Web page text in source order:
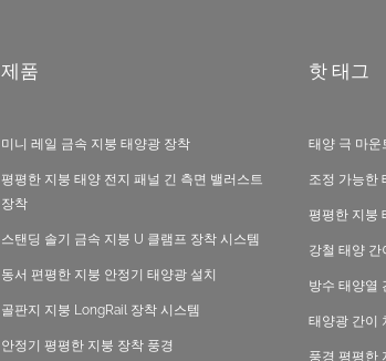
제품
미니 레일 금속 지붕 태양광 장착
평평한 지붕 태양 전지 패널 긴 측면 밸러스트
장착
스탠딩 솔기 금속 지붕 U 클램프 장착 시스템
동서 편평한 지붕 안정기 태양광 설치
골판지 지붕 LongRail 장착 시스템
안정기 평평한 지붕 장착 풍경
핫 태그
태양 극 마운
조정 가능한
평평한 지붕
강철 태양 간
방수 태양열
태양광 간이
풍경 평평한